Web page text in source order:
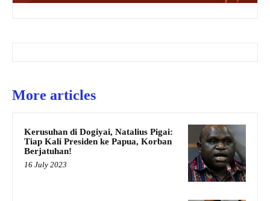
More articles
Kerusuhan di Dogiyai, Natalius Pigai:
Tiap Kali Presiden ke Papua, Korban
Berjatuhan!
16 July 2023